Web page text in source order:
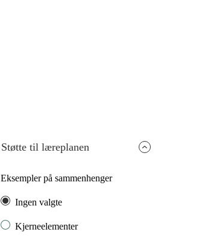
Støtte til læreplanen
Eksempler på sammenhenger
Ingen valgte
Kjerneelementer